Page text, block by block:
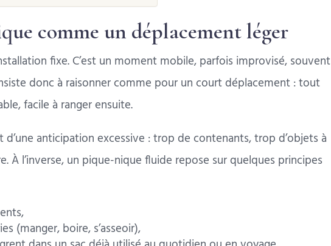
comme un déplacement léger
fixe. C’est un moment mobile, parfois improvisé, souvent
donc à raisonner comme pour un court déplacement : tout
facile à ranger ensuite.
anticipation excessive : trop de contenants, trop d’objets à
À l’inverse, un pique-nique fluide repose sur quelques principes
(manger, boire, s’asseoir),